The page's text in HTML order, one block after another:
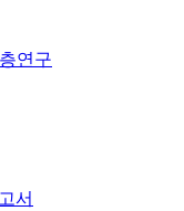
연구
서